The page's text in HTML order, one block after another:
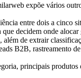
expõe vários
entre dois a cinco
decidem onde
de extrair
B2B, rastreamento
principais